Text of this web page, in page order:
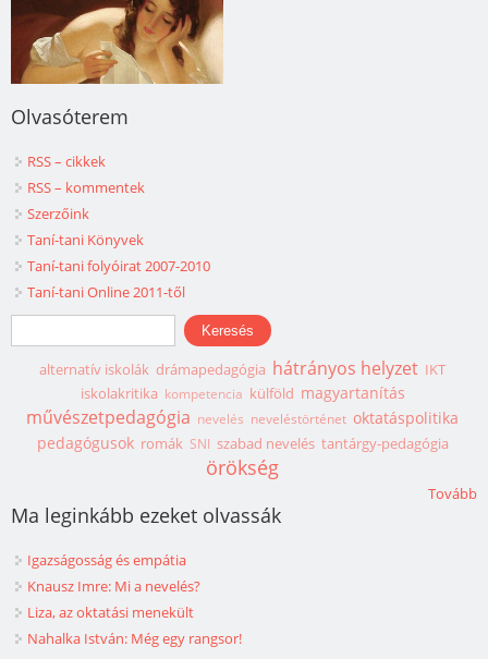
Olvasóterem
RSS – cikkek
RSS – kommentek
Szerzőink
Taní-tani Könyvek
Taní-tani folyóirat 2007-2010
Taní-tani Online 2011-től
Keresés űrlap
Keresés
alternatív iskolák drámapedagógia hátrányos helyzet IKT
iskolakritika kompetencia külföld magyartanítás
művészetpedagógia nevelés neveléstörténet oktatáspolitika
pedagógusok romák SNI szabad nevelés tantárgy-pedagógia
örökség
Tovább
Ma leginkább ezeket olvassák
Igazságosság és empátia
Knausz Imre: Mi a nevelés?
Liza, az oktatási menekült
Nahalka István: Még egy rangsor!